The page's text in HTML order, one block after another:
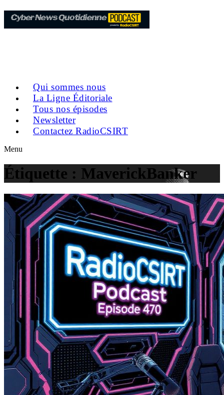
Qui sommes nous
La Ligne Éditoriale
Tous nos épisodes
Newsletter
Contactez RadioCSIRT
Menu
Étiquette : MaverickBanker